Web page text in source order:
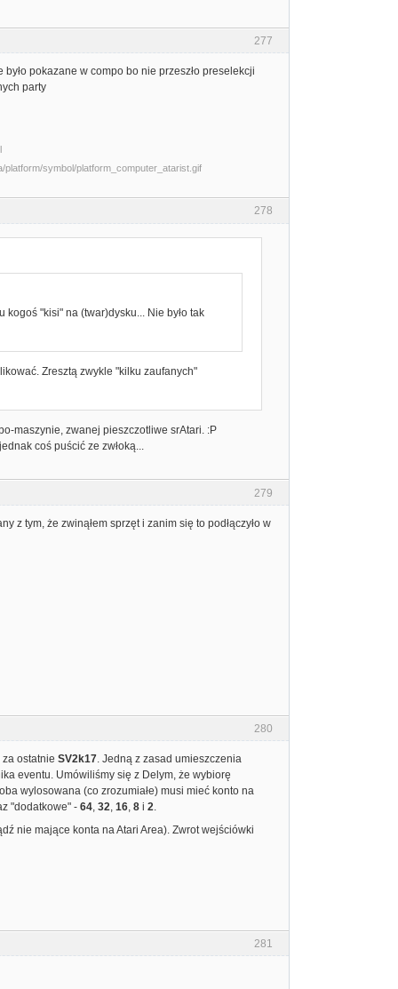
277
pokazane w compo bo nie przeszło preselekcji
party
278
kogoś "kisi" na (twar)dysku... Nie było tak
Zresztą zwykle "kilku zaufanych"
maszynie, zwanej pieszczotliwe srAtari. :P
coś puścić ze zwłoką...
279
z tym, że zwinąłem sprzęt i zanim się to podłączyło w
280
ostatnie SV2k17. Jedną z zasad umieszczenia
eventu. Umówiliśmy się z Delym, że wybiorę
wylosowana (co zrozumiałe) musi mieć konto na
"dodatkowe" - 64, 32, 16, 8 i 2.
nie mające konta na Atari Area). Zwrot wejściówki
281